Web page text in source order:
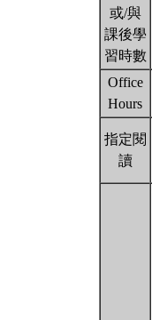
或/與
課後學
習時數
Office
Hours
指定閱
讀